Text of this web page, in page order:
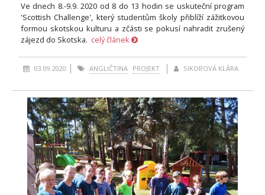
Ve dnech 8.-9.9. 2020 od 8 do 13 hodin se uskuteční program
'Scottish Challenge', který studentům školy přiblíží zážitkovou
formou skotskou kulturu a zčásti se pokusí nahradit zrušený
zájezd do Skotska. celý článek
03.09.2020 ANGLIČTINA PROJEKT SIKOROVÁ KLÁRA